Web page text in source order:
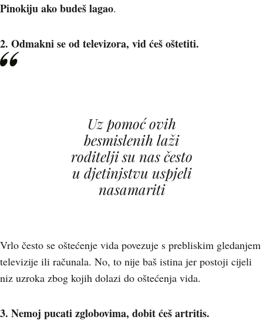
Pinokiju ako budeš lagao.
2. Odmakni se od televizora, vid ćeš oštetiti.
Uz pomoć ovih
besmislenih laži
roditelji su nas često
u djetinjstvu uspjeli
nasamariti
Vrlo često se oštećenje vida povezuje s prebliskim gledanjem
televizije ili računala. No, to nije baš istina jer postoji cijeli
niz uzroka zbog kojih dolazi do oštećenja vida.
3. Nemoj pucati zglobovima, dobit ćeš artritis.